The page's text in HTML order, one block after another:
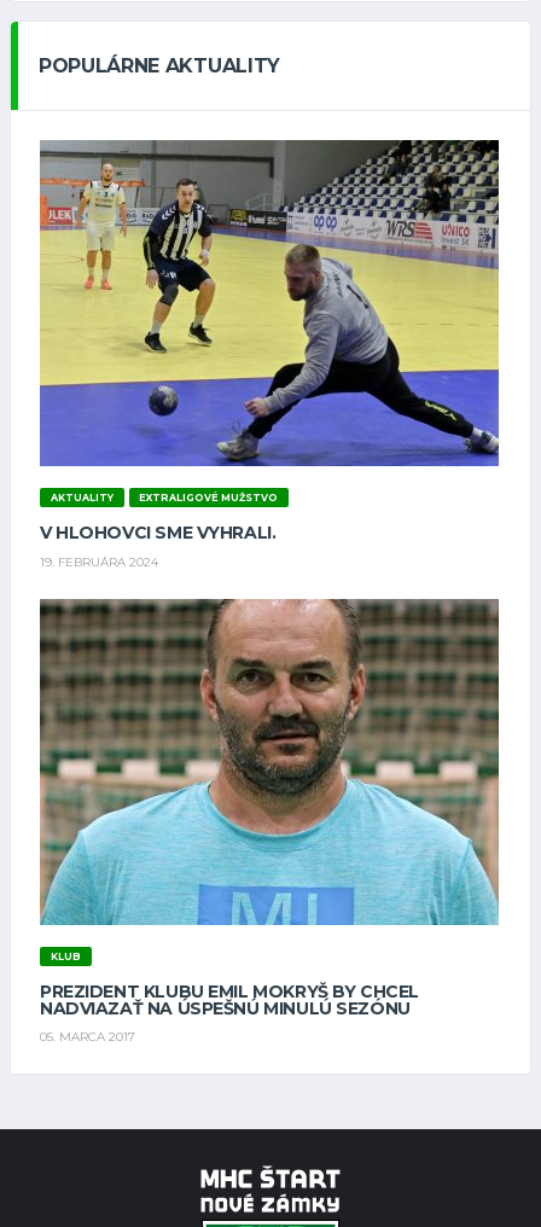
POPULÁRNE AKTUALITY
AKTUALITY EXTRALIGOVÉ MUŽSTVO
V HLOHOVCI SME VYHRALI.
19. FEBRUÁRA 2024
KLUB
PREZIDENT KLUBU EMIL MOKRYŠ BY CHCEL
NADVIAZAŤ NA ÚSPEŠNÚ MINULÚ SEZÓNU
05. MARCA 2017